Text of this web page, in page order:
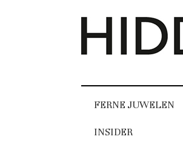
FERNE JUWELEN
INSIDER